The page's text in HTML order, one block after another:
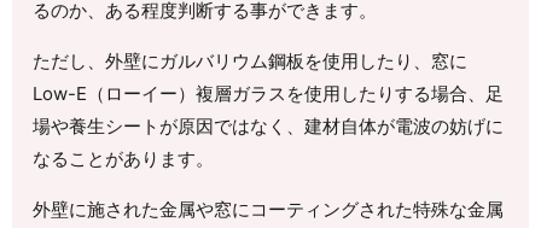
るのか、ある程度判断する事ができます。
ただし、外壁にガルバリウム鋼板を使用したり、窓に
Low-E（ローイー）複層ガラスを使用したりする場合、足
場や養生シートが原因ではなく、建材自体が電波の妨げに
なることがあります。
外壁に施された金属や窓にコーティングされた特殊な金属